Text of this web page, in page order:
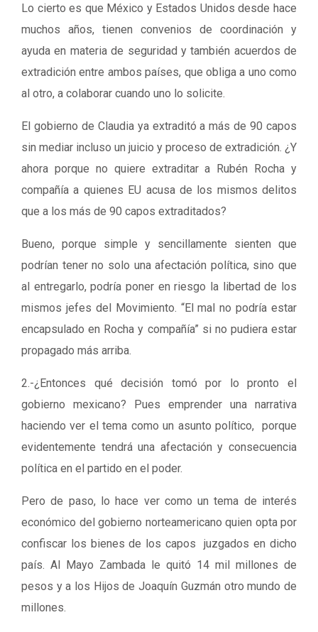
Lo cierto es que México y Estados Unidos desde hace
muchos años, tienen convenios de coordinación y
ayuda en materia de seguridad y también acuerdos de
extradición entre ambos países, que obliga a uno como
al otro, a colaborar cuando uno lo solicite.
El gobierno de Claudia ya extraditó a más de 90 capos
sin mediar incluso un juicio y proceso de extradición. ¿Y
ahora porque no quiere extraditar a Rubén Rocha y
compañía a quienes EU acusa de los mismos delitos
que a los más de 90 capos extraditados?
Bueno, porque simple y sencillamente sienten que
podrían tener no solo una afectación política, sino que
al entregarlo, podría poner en riesgo la libertad de los
mismos jefes del Movimiento. “El mal no podría estar
encapsulado en Rocha y compañía” si no pudiera estar
propagado más arriba.
2.-¿Entonces qué decisión tomó por lo pronto el
gobierno mexicano? Pues emprender una narrativa
haciendo ver el tema como un asunto político, porque
evidentemente tendrá una afectación y consecuencia
política en el partido en el poder.
Pero de paso, lo hace ver como un tema de interés
económico del gobierno norteamericano quien opta por
confiscar los bienes de los capos juzgados en dicho
país. Al Mayo Zambada le quitó 14 mil millones de
pesos y a los Hijos de Joaquín Guzmán otro mundo de
millones.